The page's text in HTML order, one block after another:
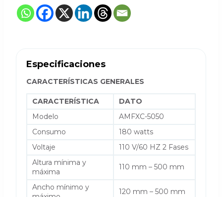
Especificaciones
CARACTERÍSTICAS GENERALES
CARACTERÍSTICA
DATO
Modelo
AMFXC-5050
Consumo
180 watts
Voltaje
110 V/60 HZ 2 Fases
Altura mínima y
máxima
110 mm – 500 mm
Ancho mínimo y
120 mm – 500 mm